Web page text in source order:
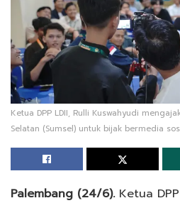
Ketua DPP LDII, Rulli Kuswahyudi
Selatan (Sumsel) untuk bijak bermedia
Palembang (24/6).Ketua DPP